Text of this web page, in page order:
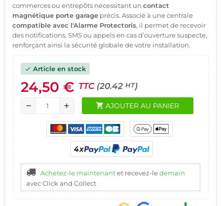
commerces ou entrepôts nécessitant un contact
magnétique porte garage précis. Associé à une centrale
compatible avec l'Alarme Protectoris, il permet de recevoir
des notifications, SMS ou appels en cas d’ouverture suspecte,
renforçant ainsi la sécurité globale de votre installation.
check Article en stock
24,50 € TTC (20.42 HT)
remove add shopping_cart AJOUTER AU PANIER
Achetez-le maintenantet recevez-ledemain
avec Click and Collect